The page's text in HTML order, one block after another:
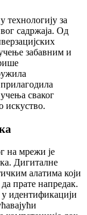
технологију за
садржаја. Од
забавним и
сваког
искуство.
на мрежи је
Дигиталне
алатима који
прате напредак.
идентификацији